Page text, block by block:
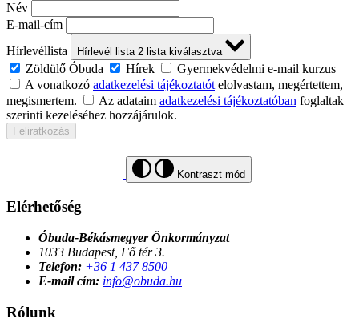
Név
E-mail-cím
Hírlevéllista
Hírlevél lista 2 lista kiválasztva
Zöldülő Óbuda Hírek
Gyermekvédelmi e-mail kurzus
A vonatkozó adatkezelési tájékoztatótelolvastam, megértettem,
megismertem.
Az adataim adatkezelési tájékoztatóban foglaltak
szerinti kezeléséhez hozzájárulok.
Feliratkozás
Kontraszt mód
Elérhetőség
Óbuda-Békásmegyer Önkormányzat
1033 Budapest, Fő tér 3.
Telefon: +36 1 437 8500
E-mail cím: info@obuda.hu
Rólunk